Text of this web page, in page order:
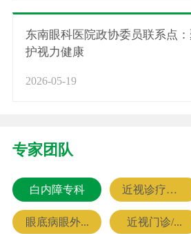
东南眼科医院政协委员联系点
护视力健康
2026-05-19
专家团队
白内障专科 近视诊疗专科
眼底病眼外... 近视门诊/...